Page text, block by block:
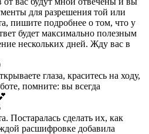
для разрешения той или
пишите подробнее о том, что у
будет максимально полезным
нескольких дней. Жду вас в
глаза, краситесь на ходу,
помните: вы всегда
Постаралась сделать их, как
расшифровке добавила